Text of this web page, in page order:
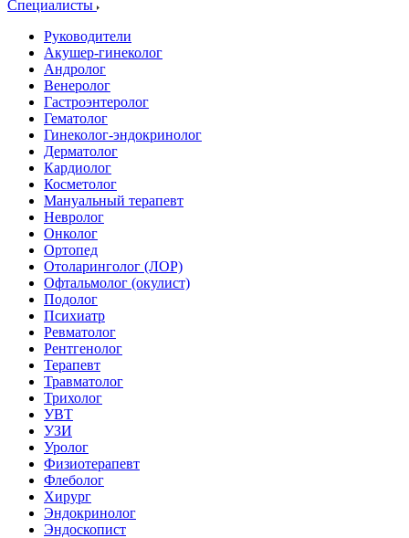
Специалисты
Руководители
Акушер-гинеколог
Андролог
Венеролог
Гастроэнтеролог
Гематолог
Гинеколог-эндокринолог
Дерматолог
Кардиолог
Косметолог
Мануальный терапевт
Невролог
Онколог
Ортопед
Отоларинголог (ЛОР)
Офтальмолог (окулист)
Подолог
Психиатр
Ревматолог
Рентгенолог
Терапевт
Травматолог
Трихолог
УВТ
УЗИ
Уролог
Физиотерапевт
Флеболог
Хирург
Эндокринолог
Эндоскопист